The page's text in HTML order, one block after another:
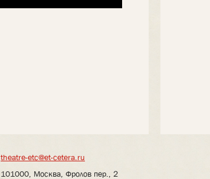
theatre-etc@et-cetera.ru
101000, Москва, Фролов пер., 2